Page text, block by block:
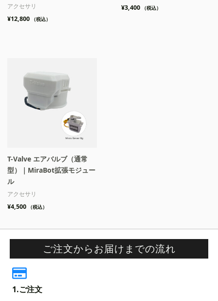
アクセサリ
¥12,800 （税込）
¥3,400 （税込）
T-Valve エアバルブ（通常
型）｜MiraBot拡張モジュー
ル
アクセサリ
¥4,500 （税込）
ご注文からお届けまでの流れ
1.ご注文